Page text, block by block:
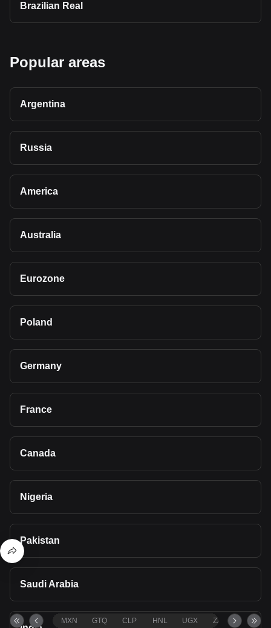
Brazilian Real
Popular areas
Argentina
Russia
America
Australia
Eurozone
Poland
Germany
France
Canada
Nigeria
Pakistan
Saudi Arabia
MXN GTQ CLP HNL UGX ZAR TND